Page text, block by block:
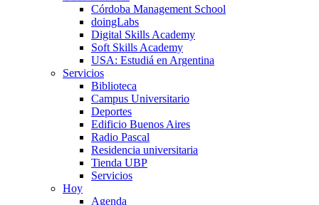
Córdoba Management School
doingLabs
Digital Skills Academy
Soft Skills Academy
USA: Estudiá en Argentina
Servicios
Biblioteca
Campus Universitario
Deportes
Edificio Buenos Aires
Radio Pascal
Residencia universitaria
Tienda UBP
Servicios
Hoy
Agenda